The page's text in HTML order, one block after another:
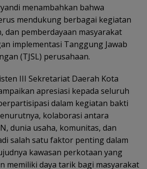
menambahkan bahwa
mendukung berbagai kegiatan
dan pemberdayaan masyarakat
implementasi Tanggung Jawab
(TJSL) perusahaan.
III Sekretariat Daerah Kota
apresiasi kepada seluruh
dalam kegiatan bakti
kolaborasi antara
dunia usaha, komunitas, dan
salah satu faktor penting dalam
kawasan perkotaan yang
memiliki daya tarik bagi masyarakat